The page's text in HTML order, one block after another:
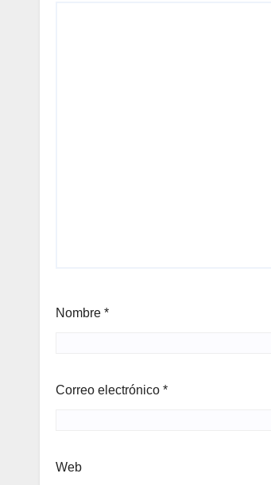
Nombre *
Correo electrónico *
Web